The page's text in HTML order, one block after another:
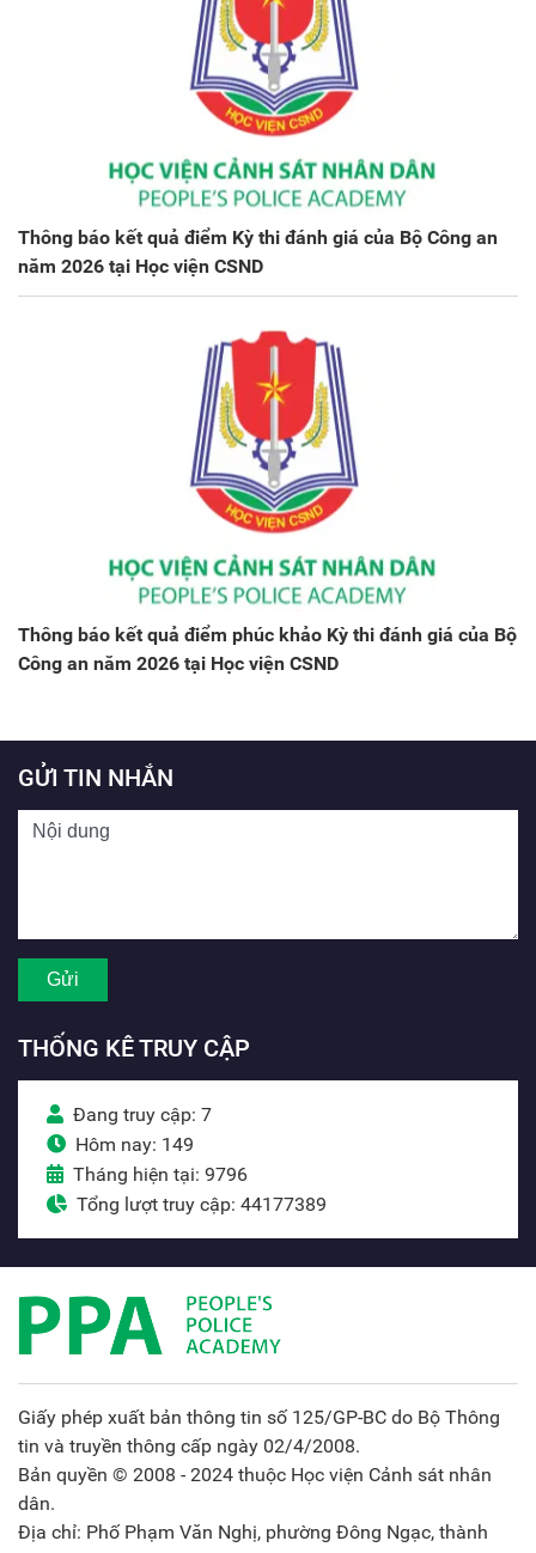
Thông báo kết quả điểm Kỳ thi đánh giá của Bộ Công an
năm 2026 tại Học viện CSND
Thông báo kết quả điểm phúc khảo Kỳ thi đánh giá của Bộ
Công an năm 2026 tại Học viện CSND
GỬI TIN NHẮN
THỐNG KÊ TRUY CẬP
Đang truy cập: 7
Hôm nay: 149
Tháng hiện tại: 9796
Tổng lượt truy cập: 44177389
Giấy phép xuất bản thông tin số 125/GP-BC do Bộ Thông
tin và truyền thông cấp ngày 02/4/2008.
Bản quyền © 2008 - 2024 thuộc Học viện Cảnh sát nhân
dân.
Địa chỉ: Phố Phạm Văn Nghị, phường Đông Ngạc, thành